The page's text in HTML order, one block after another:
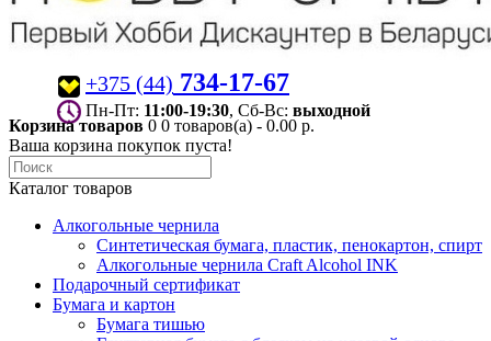
+375 (44) 734-17-67
Пн-Пт: 11:00-19:30 , Сб-Вс: выходной
Корзина товаров 0 0 товаров(а) - 0.00 р.
Ваша корзина покупок пуста!
Каталог товаров
Алкогольные чернила
Синтетическая бумага, пластик, пенокартон, спирт
Алкогольные чернила Craft Alcohol INK
Подарочный сертификат
Бумага и картон
Бумага тишью